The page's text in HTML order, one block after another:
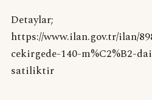
Detaylar;
https://www.ilan.gov.tr/ilan/
cekirgede-140-m%C2%B2-
satiliktir